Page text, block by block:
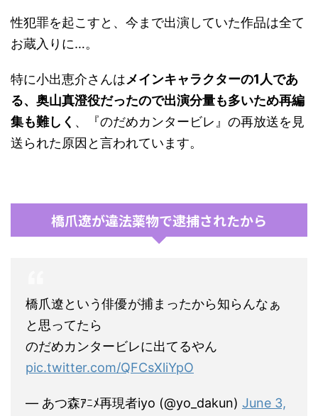
性犯罪を起こすと、今まで出演していた作品は全て
お蔵入りに…。
特に小出恵介さんはメインキャラクターの1人であ
る、奥山真澄役だったので出演分量も多いため再編
集も難しく 、『のだめカンタービレ』の再放送を見
送られた原因と言われています。
橋爪遼が違法薬物で逮捕されたから
橋爪遼という俳優が捕まったから知らんなぁ
と思ってたら
のだめカンタービレに出てるやん
pic.twitter.com/QFCsXliYpO
— あつ森ｱﾆﾒ再現者iyo (@yo_dakun) June 3,